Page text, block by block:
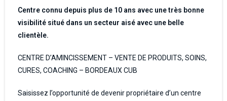
Centre connu depuis plus de 10 ans avec une très bonne
visibilité situé dans un secteur aisé avec une belle
clientèle.
CENTRE D’AMINCISSEMENT – VENTE DE PRODUITS, SOINS,
CURES, COACHING – BORDEAUX CUB
Saisissez l’opportunité de devenir propriétaire d’un centre